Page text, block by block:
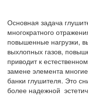
Основная задача
многократного
повышенные нагрузки,
выхлопных газов,
приводит к
замене элемента
банки глушителя. Это
более надежной